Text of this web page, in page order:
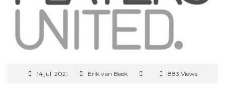
14 juli 2021 Erik van Beek 883 Views